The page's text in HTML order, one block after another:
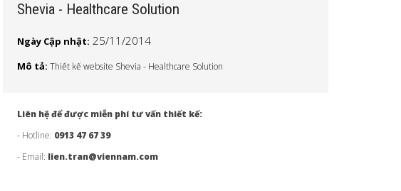
Shevia - Healthcare Solution
Ngày Cập nhật: 25/11/2014
Mô tả: Thiết kế website Shevia - Healthcare Solution
Liên hệ để được miễn phí tư vấn thiết kế:
- Hotline: 0913 47 67 39
- Email: lien.tran@viennam.com